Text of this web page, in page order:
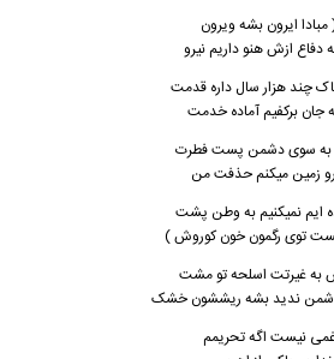
مبادا ایرون بشه ویرون
دفاع ازش هنو داریم نیرو
چند هزار سال داره قدمت
جان برکفیم آماده خدمت
سوی دشمن پست فطرت
رو زمین میکنم حذفت من
ایم نمیکنیم به وطن پشت
توی رگمون خون کوروش )
غیرتت اسلحه تو مشت
ندید بشه ریششون خشک
نیست اگه تحریمم